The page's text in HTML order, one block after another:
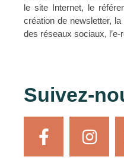
le site Internet, le
création de newsletter, la
des réseaux sociaux,
Suivez-